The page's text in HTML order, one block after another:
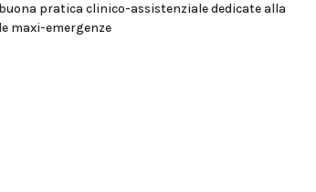
pratica clinico-assistenziale dedicate alla
maxi-emergenze